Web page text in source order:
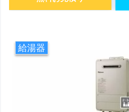
給湯器